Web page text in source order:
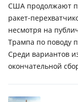
США продолжают
ракет-
несмотря на
Трампа по поводу
Среди вариантов
окончательной